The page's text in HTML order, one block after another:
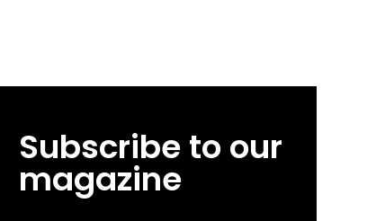
Subscribe to our
magazine